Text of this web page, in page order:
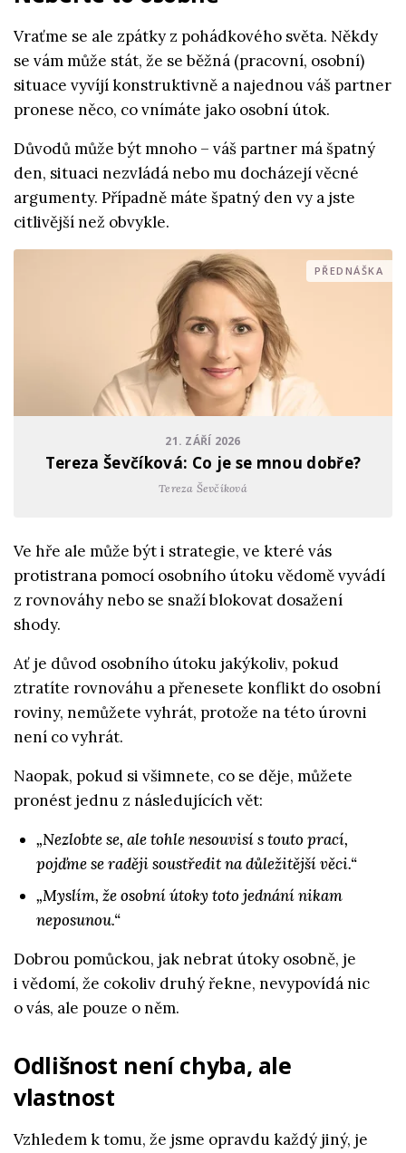
Vraťme se ale zpátky z pohádkového světa. Někdy
se vám může stát, že se běžná (pracovní, osobní)
situace vyvíjí konstruktivně a najednou váš partner
pronese něco, co vnímáte jako osobní útok.
Důvodů může být mnoho – váš partner má špatný
den, situaci nezvládá nebo mu docházejí věcné
argumenty. Případně máte špatný den vy a jste
citlivější než obvykle.
PŘEDNÁŠKA
21. ZÁŘÍ 2026
Tereza Ševčíková: Co je se mnou dobře?
Tereza Ševčíková
Ve hře ale může být i strategie, ve které vás
protistrana pomocí osobního útoku vědomě vyvádí
z rovnováhy nebo se snaží blokovat dosažení
shody.
Ať je důvod osobního útoku jakýkoliv, pokud
ztratíte rovnováhu a přenesete konflikt do osobní
roviny, nemůžete vyhrát, protože na této úrovni
není co vyhrát.
Naopak, pokud si všimnete, co se děje, můžete
pronést jednu z následujících vět:
„Nezlobte se, ale tohle nesouvisí s touto prací,
pojďme se raději soustředit na důležitější věci.“
„Myslím, že osobní útoky toto jednání nikam
neposunou.“
Dobrou pomůckou, jak nebrat útoky osobně, je
i vědomí, že cokoliv druhý řekne, nevypovídá nic
o vás, ale pouze o něm.
Odlišnost není chyba, ale
vlastnost
Vzhledem k tomu, že jsme opravdu každý jiný, je